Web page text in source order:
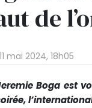
de
11 mai 2024, 18h05
Boga est